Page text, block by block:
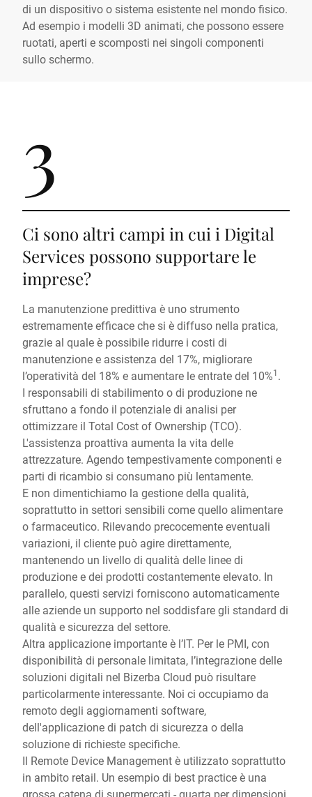
di un dispositivo o sistema esistente nel mondo fisico.
Ad esempio i modelli 3D animati, che possono essere
ruotati, aperti e scomposti nei singoli componenti
sullo schermo.
3
Ci sono altri campi in cui i Digital
Services possono supportare le
imprese?
La manutenzione predittiva è uno strumento
estremamente efficace che si è diffuso nella pratica,
grazie al quale è possibile ridurre i costi di
manutenzione e assistenza del 17%, migliorare
l’operatività del 18% e aumentare le entrate del 10%1.
I responsabili di stabilimento o di produzione ne
sfruttano a fondo il potenziale di analisi per
ottimizzare il Total Cost of Ownership (TCO).
L'assistenza proattiva aumenta la vita delle
attrezzature. Agendo tempestivamente componenti e
parti di ricambio si consumano più lentamente.
E non dimentichiamo la gestione della qualità,
soprattutto in settori sensibili come quello alimentare
o farmaceutico. Rilevando precocemente eventuali
variazioni, il cliente può agire direttamente,
mantenendo un livello di qualità delle linee di
produzione e dei prodotti costantemente elevato. In
parallelo, questi servizi forniscono automaticamente
alle aziende un supporto nel soddisfare gli standard di
qualità e sicurezza del settore.
Altra applicazione importante è l’IT. Per le PMI, con
disponibilità di personale limitata, l’integrazione delle
soluzioni digitali nel Bizerba Cloud può risultare
particolarmente interessante. Noi ci occupiamo da
remoto degli aggiornamenti software,
dell'applicazione di patch di sicurezza o della
soluzione di richieste specifiche.
Il Remote Device Management è utilizzato soprattutto
in ambito retail. Un esempio di best practice è una
grossa catena di supermercati - quarta per dimensioni